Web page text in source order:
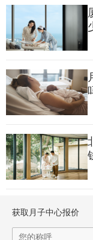
科团队，提供24小时
根据每位产妇的身体
提供丰富的产后恢复
复身材，并设有心理
价格区间
获取月子中心报价